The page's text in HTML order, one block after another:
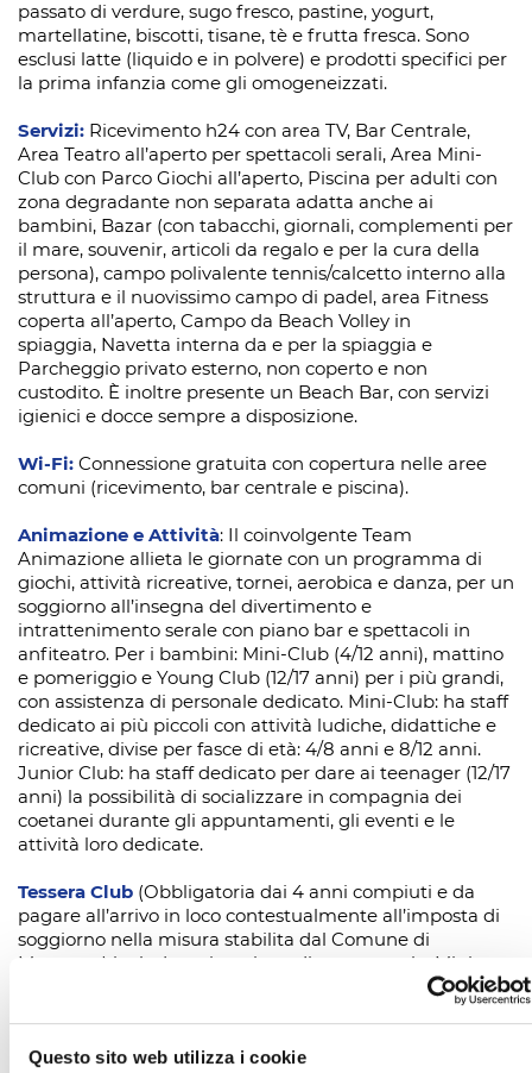
Questo sito web utilizza i cookie
passato di verdure, sugo fresco, pastine, yogurt,
martellatine, biscotti, tisane, tè e frutta fresca. Sono
esclusi latte (liquido e in polvere) e prodotti specifici per
la prima infanzia come gli omogeneizzati.
Servizi: Ricevimento h24 con area TV, Bar Centrale,
Area Teatro all’aperto per spettacoli serali, Area Mini-
Club con Parco Giochi all’aperto, Piscina per adulti con
zona degradante non separata adatta anche ai
bambini, Bazar (con tabacchi, giornali, complementi per
il mare, souvenir, articoli da regalo e per la cura della
persona), campo polivalente tennis/calcetto interno alla
struttura e il nuovissimo campo di padel, area Fitness
coperta all’aperto, Campo da Beach Volley in
spiaggia, Navetta interna da e per la spiaggia e
Parcheggio privato esterno, non coperto e non
custodito. È inoltre presente un Beach Bar, con servizi
igienici e docce sempre a disposizione.
Wi-Fi: Connessione gratuita con copertura nelle aree
comuni (ricevimento, bar centrale e piscina).
Animazione e Attività: Il coinvolgente Team
Animazione allieta le giornate con un programma di
giochi, attività ricreative, tornei, aerobica e danza, per un
soggiorno all’insegna del divertimento e
intrattenimento serale con piano bar e spettacoli in
anfiteatro. Per i bambini: Mini-Club (4/12 anni), mattino
e pomeriggio e Young Club (12/17 anni) per i più grandi,
con assistenza di personale dedicato. Mini-Club: ha staff
dedicato ai più piccoli con attività ludiche, didattiche e
ricreative, divise per fasce di età: 4/8 anni e 8/12 anni.
Junior Club: ha staff dedicato per dare ai teenager (12/17
anni) la possibilità di socializzare in compagnia dei
coetanei durante gli appuntamenti, gli eventi e le
attività loro dedicate.
Tessera Club (Obbligatoria dai 4 anni compiuti e da
pagare all’arrivo in loco contestualmente all’imposta di
soggiorno nella misura stabilita dal Comune di
Muravera) include: animazione diurna e serale, Mini-
Club (4/12 anni) e Young Club (12/17 anni), utilizzo delle
attrezzature sportive e ricreative, servizio spiaggia con
(indipendente dal numero di occupanti la camera),